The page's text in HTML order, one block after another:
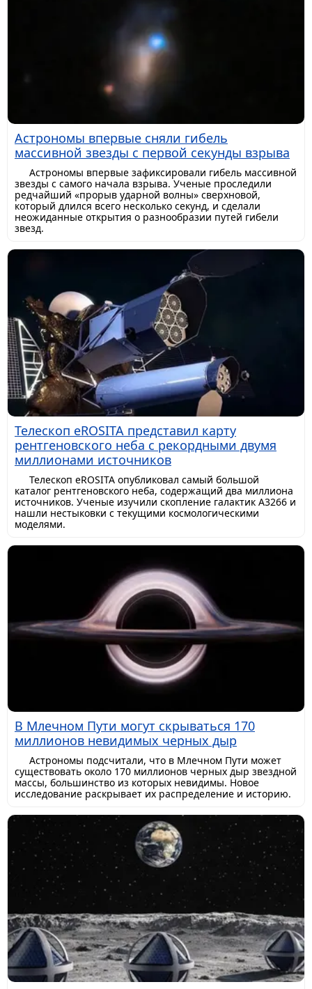
Астрономы впервые сняли гибель
массивной звезды с первой секунды взрыва
Астрономы впервые зафиксировали гибель массивной
звезды с самого начала взрыва. Ученые проследили
редчайший «прорыв ударной волны» сверхновой,
который длился всего несколько секунд, и сделали
неожиданные открытия о разнообразии путей гибели
звезд.
Телескоп eROSITA представил карту
рентгеновского неба с рекордными двумя
миллионами источников
Телескоп eROSITA опубликовал самый большой
каталог рентгеновского неба, содержащий два миллиона
источников. Ученые изучили скопление галактик A3266 и
нашли нестыковки с текущими космологическими
моделями.
В Млечном Пути могут скрываться 170
миллионов невидимых черных дыр
Астрономы подсчитали, что в Млечном Пути может
существовать около 170 миллионов черных дыр звездной
массы, большинство из которых невидимы. Новое
исследование раскрывает их распределение и историю.